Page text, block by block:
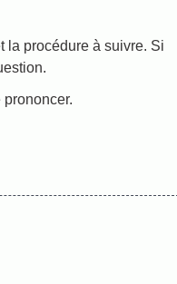
la procédure à suivre. Si
prononcer.